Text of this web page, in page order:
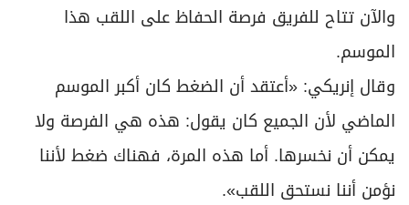
والآن تتاح للفريق فرصة الحفاظ على اللقب هذا
الموسم.
وقال إنريكي: «أعتقد أن الضغط كان أكبر الموسم
الماضي لأن الجميع كان يقول: هذه هي الفرصة ولا
يمكن أن نخسرها. أما هذه المرة، فهناك ضغط لأننا
نؤمن أننا نستحق اللقب».